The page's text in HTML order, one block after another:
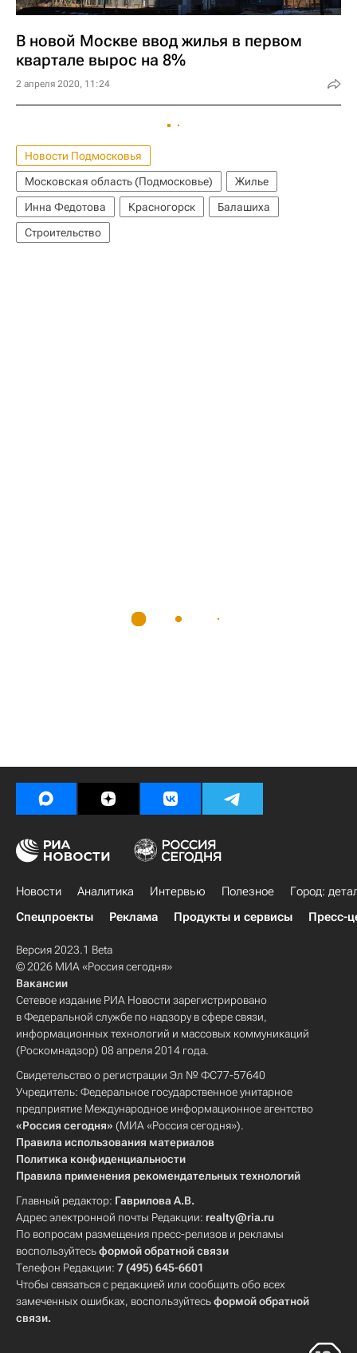
В новой Москве ввод жилья в первом
квартале вырос на 8%
2 апреля 2020, 11:24
Новости Подмосковья
Московская область (Подмосковье)
Жилье
Инна Федотова
Красногорск
Балашиха
Строительство
Новости Аналитика Интервью Полезное
Город:
Спецпроекты
Реклама Продукты и сервисы Пресс-
Версия 2023.1 Beta
© 2026 МИА «Россия сегодня»
Вакансии
Сетевое издание РИА Новости зарегистрировано
в Федеральной службе по надзору в сфере связи,
информационных технологий и массовых коммуникаций
(Роскомнадзор) 08 апреля 2014 года.
Свидетельство о регистрации Эл № ФС77-57640
Учредитель: Федеральное государственное унитарное
предприятие Международное информационное агентство
«Россия сегодня» (МИА «Россия сегодня»).
Правила использования материалов
Политика конфиденциальности
Правила применения рекомендательных технологий
Главный редактор: Гаврилова А.В.
Адрес электронной почты Редакции: realty@ria.ru
По вопросам размещения пресс-релизов и рекламы
воспользуйтесьформой обратной связи
Телефон Редакции: 7 (495) 645-6601
Чтобы связаться с редакцией или сообщить обо всех
замеченных ошибках, воспользуйтесьформой обратной
связи.